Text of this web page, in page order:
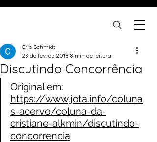
Discutindo Concorrência
Cris Schmidt
28 de fev. de 2018 8 min de leitura
Original em:
https://www.jota.info/coluna
s-acervo/coluna-da-
cristiane-alkmin/discutindo-
concorrencia